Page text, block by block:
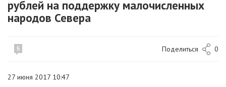
рублей на поддержку малочисленных
народов Севера
5 Поделиться 0
27 июня 2017 10:47